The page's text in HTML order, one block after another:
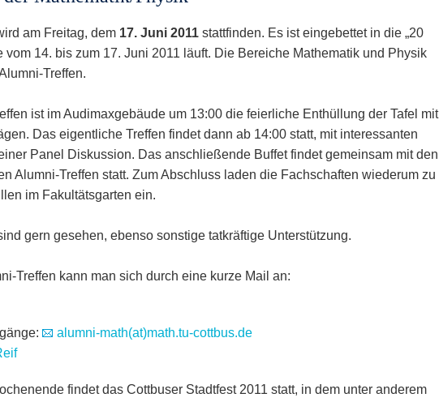
am Freitag, dem 17. Juni 2011 stattfinden. Es ist eingebettet in die „20
vom 14. bis zum 17. Juni 2011 läuft. Die Bereiche Mathematik und Physik
Treffen.
ist im Audimaxgebäude um 13:00 die feierliche Enthüllung der Tafel mit
Das eigentliche Treffen findet dann ab 14:00 statt, mit interessanten
Panel Diskussion. Das anschließende Buffet findet gemeinsam mit den
Alumni-Treffen statt. Zum Abschluss laden die Fachschaften wiederum zu
im Fakultätsgarten ein.
gern gesehen, ebenso sonstige tatkräftige Unterstützung.
Treffen kann man sich durch eine kurze Mail an:
alumni-math(at)math.tu-cottbus.de
findet das Cottbuser Stadtfest 2011 statt, in dem unter anderem